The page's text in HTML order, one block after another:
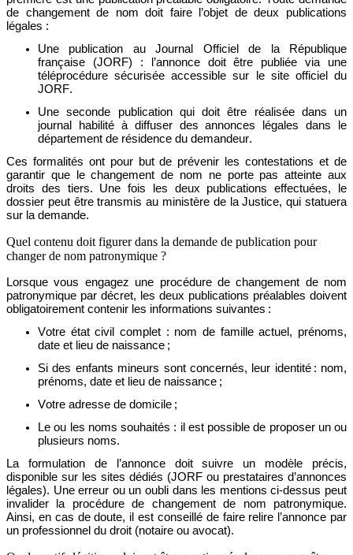
de changement de nom doit faire l’objet de deux publications
légales :
Une publication auJournal Officiel de la
République
française (JORF) :
’annonce doit être publiée via une
téléprocédure sécurisée accessible sur le site officiel du
JORF.
Une seconde publication qui doit être réalisée dans un
journal habilité à diffuser des annonces légales dans le
département de résidence du demandeur.
Ces formalités ont pour but de prévenir les contestations et de
garantir que le changement de nom ne porte pas atteinte aux
droits des tiers. Une fois les deux publications effectuées, le
dossier peut être transmis au ministère de la Justice, qui statuera
sur la demande.
Quel contenu doit figurer dans la demande de publication pour
changer de nom patronymique ?
Lorsque vous engagez une procédure de changement de nom
patronymique par décret, l es deux publications préalables doivent
obligatoirement contenir les informations suivantes :
Votre état civil complet : nom de familleactuel, prénoms,
date et lieu de naissance ;
Si des enfants mineurs sont concernés, leur identité : nom,
prénoms, date et lieu de naissance ;
Votre adresse de domicile ;
Le ou les noms souhaités : il est possible de proposer un ou
plusieurs noms.
La formulation de l’annonce doit suivre un modèle précis,
disponible sur les sites dédiés (JORF ou prestataires d’annonces
légales). Une erreur ou un oubli dans les mentions ci-dessus peut
invalider
la procédurede changement de nom patronymique.
Ainsi, encas de doute, il est conseillé de faire relire l’annonce par
un professionnel du droit (notaire ou avocat).